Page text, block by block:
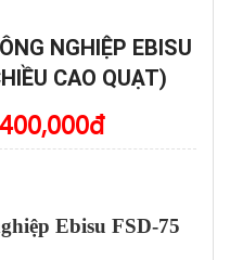
NGHIỆP EBISU
CAO QUẠT)
đ
Ebisu FSD-75